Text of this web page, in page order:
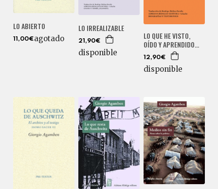
LO ABIERTO
11,00€agotado
LO IRREALIZABLE
21,90€
disponible
LO QUE HE VISTO,
OÍDO Y APRENDIDO...
12,90€
disponible